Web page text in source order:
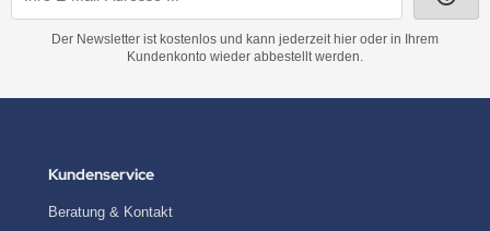
Der Newsletter ist kostenlos und kann jederzeit hier oder in Ihrem
Kundenkonto wieder abbestellt werden.
Kundenservice
Beratung & Kontakt